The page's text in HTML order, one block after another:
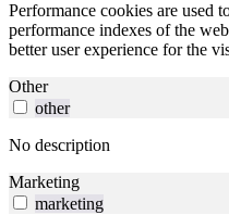
Performance cookies are used
performance indexes of the
better user experience for the
Other
other
No description
Marketing
marketing